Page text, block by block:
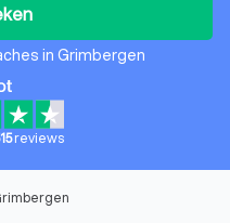
in Grimbergen
reviews